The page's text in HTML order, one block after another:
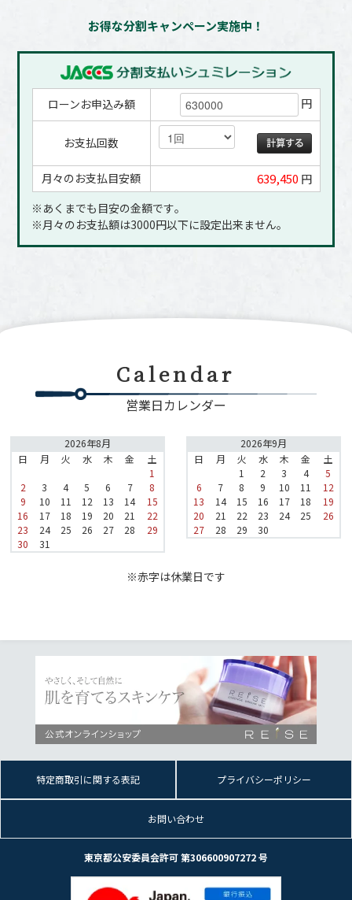
お得な分割キャンペーン実施中！
ローンお申込み額 円
お支払回数
月々のお支払目安額 639,450 円
※あくまでも目安の金額です｡
※月々のお支払額は3000円以下に設定出来ません｡
Calendar
営業日カレンダー
2026年8月
日
月 火 水 木 金
土
1
2
3 4 5 6 7
8
9
10 11 12 13 14
15
16
17 18 19 20 21
22
23
24 25 26 27 28
29
30
31
2026年9月
日
月 火 水 木 金
土
1
2 3 4
5
6
7 8 9 10 11
12
13
14 15 16 17 18
19
20
21 22 23 24 25
26
27
28 29 30
※赤字は休業日です
特定商取引に関する表記 プライバシーポリシー
お問い合わせ
東京都公安委員会許可 第306600907272 号